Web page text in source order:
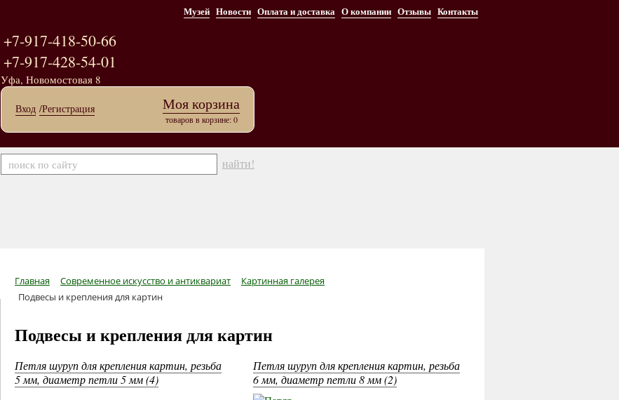
Музей Новости Оплата и доставка О компании Отзывы Контакты
+7-917-418-50-66
+7-917-428-54-01
Уфа, Новомостовая 8
Вход /Регистрация Моя корзина
товаров в корзине: 0
найти!
Главная Современное искусство и антиквариат
Картинная галерея
Подвесы и крепления для картин
Подвесы и крепления для картин
Петля шуруп для крепления картин, резьба
5 мм, диаметр петли 5 мм (4)
Петля шуруп для крепления картин, резьба
6 мм, диаметр петли 8 мм (2)